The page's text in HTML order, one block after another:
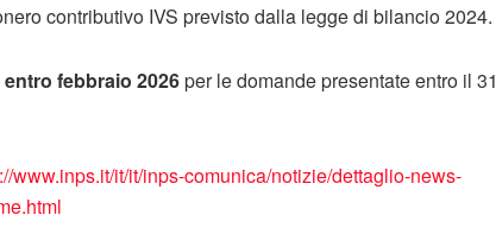
contributivo IVS previsto dalla legge di bilancio 2024.
entro febbraio 2026per le domande presentate entro il 31
www.inps.it/it/it/inps-comunica/notizie/dettaglio-news-